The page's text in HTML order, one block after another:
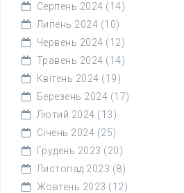
Серпень 2024 (14)
Липень 2024 (10)
Червень 2024 (12)
Травень 2024 (14)
Квітень 2024 (19)
Березень 2024 (17)
Лютий 2024 (13)
Січень 2024 (25)
Грудень 2023 (20)
Листопад 2023 (8)
Жовтень 2023 (12)